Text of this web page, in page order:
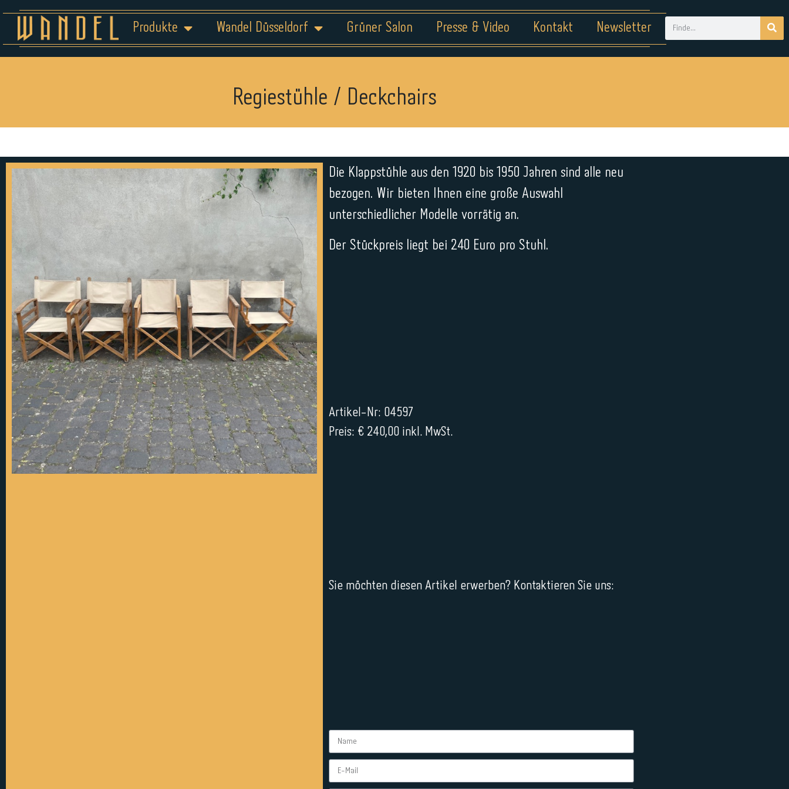
Produkte Wandel Düsseldorf Grüner Salon Presse & Video Kontakt Newsletter
Regiestühle / Deckchairs
Die Klappstühle aus den 1920 bis 1950 Jahren sind alle neu
bezogen. Wir bieten Ihnen eine große Auswahl
unterschiedlicher Modelle vorrätig an.
Der Stückpreis liegt bei 240 Euro pro Stuhl.
Artikel-Nr: 04597
Preis: € 240,00 inkl. MwSt.
Sie möchten diesen Artikel erwerben? Kontaktieren Sie uns: